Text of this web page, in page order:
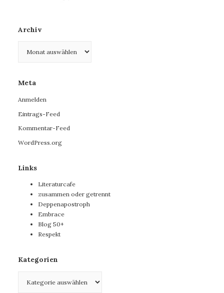
Archiv
Meta
Anmelden
Eintrags-Feed
Kommentar-Feed
WordPress.org
Links
Literaturcafe
zusammen oder getrennt
Deppenapostroph
Embrace
Blog 50+
Respekt
Kategorien